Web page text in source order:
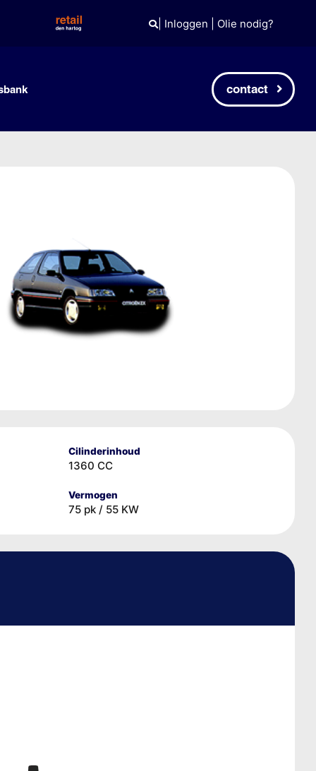
| Inloggen Olie nodig?
contact
Cilinderinhoud
1360 CC
Vermogen
75 pk / 55 KW